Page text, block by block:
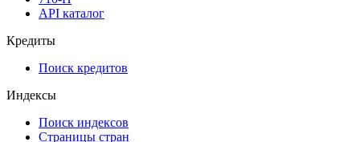
API
API and Data Feed
API каталог
Кредиты
Поиск кредитов